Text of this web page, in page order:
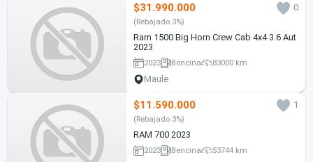
$31.990.000 0
(Rebajado 3%)
Ram 1500 Big Horn Crew Cab 4x4 3.6 Aut
2023
2023 Bencina 83000 km
Maule
$11.590.000 1
(Rebajado 3%)
RAM 700 2023
2023 Bencina 53744 km